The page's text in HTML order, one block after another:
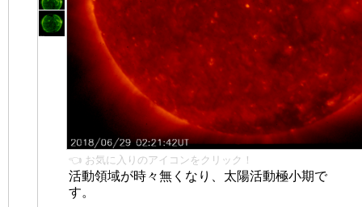
👈 お気に入りのアイコンをクリック！
活動領域が時々無くなり、太陽活動極小期で
す。